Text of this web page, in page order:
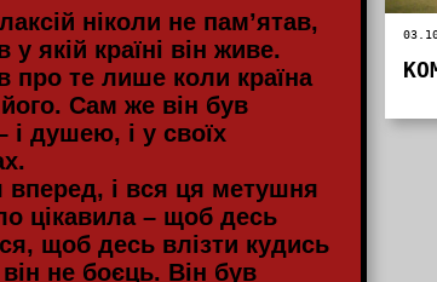
ніколи не пам’ятав,
у якій країні він живе.
про те лише коли країна
Сам же він був
і душею, і у своїх
вперед, і вся ця метушня
цікавила – щоб десь
щоб десь влізти кудись
він не боєць. Він був